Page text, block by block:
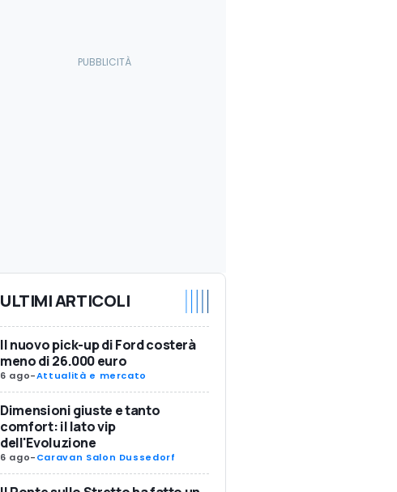
ULTIMI ARTICOLI
Il nuovo pick-up di Ford costerà
meno di 26.000 euro
6 ago-Attualità e mercato
Dimensioni giuste e tanto
comfort: il lato vip
dell'Evoluzione
6 ago-Caravan Salon Dussedorf